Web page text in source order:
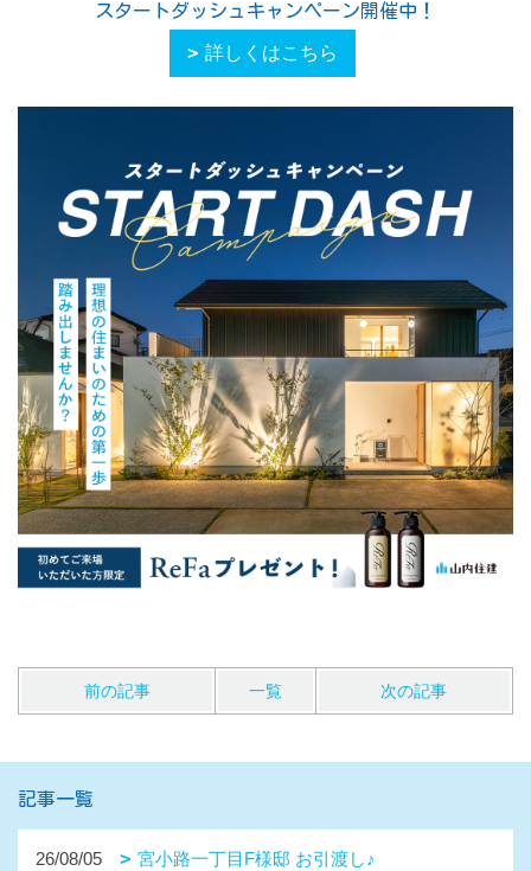
スタートダッシュキャンペーン開催中！
詳しくはこちら
前の記事 一覧 次の記事
記事一覧
26/08/05 宮小路一丁目F様邸 お引渡し♪